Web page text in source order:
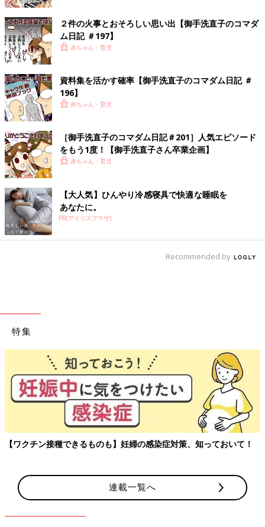
いつもの一コマ＆エッセイ番外編がスタート
「つっこみが止まらないコマダム日記・お片付
け編」#3
御手洗直子
Profile pixivで大人気。累計閲覧数1100万を誇る爆笑コミック
エッセイスト。なんでそんなにネタ満載人生を・・・という謎の
人。既刊に「31歳BLマンガ家が婚活するとこうなる」「31歳ゲ
ームプログラマーが婚活するとこうなる」（共に新書館）、「腐
女子になると、人生こうなる！～底～」（一迅社）、「つっこみ
が止まらない育児日記」「さらにつっこみが止まらない育児日
数話限定公開中。
御手洗直子twitter：＠mitarainaoko
おたくマンガ家ママデビュー! つっこみが止まらない育児日記
２件の火事とおそろしい思い出【御手洗直子のコマダ
ム日記 ＃197】
赤ちゃん・育児
資料集を活かす確率【御手洗直子のコマダム日記 ＃
196】
赤ちゃん・育児
［御手洗直子のコマダム日記＃201］人気エピソード
をもう1度！【御手洗直子さん卒業企画】
赤ちゃん・育児
【大人気】ひんやり冷感寝具で快適な睡眠を
あなたに。
PR(アイリスプラザ)
Recommended by
特集
【ワクチン接種できるものも】妊婦の感染症対策、知っておいて！
連載一覧へ